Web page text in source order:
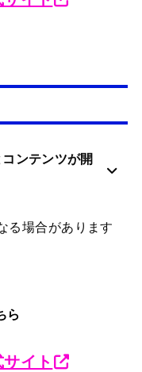
ンテンツが開
る場合があります
ら
イト